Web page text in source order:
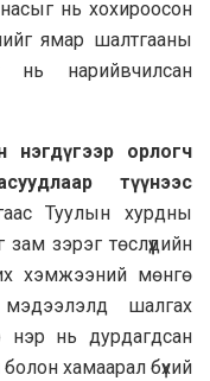
нь хохироосон
ямар шалтгааны
нарийвчилсан
нэгдүгээр орлогч
түүнээс
Туулын хурдны
зэрэг төслүүдийн
хэмжээний мөнгө
шалгах
нэр нь дурдагдсан
хамаарал бүхий